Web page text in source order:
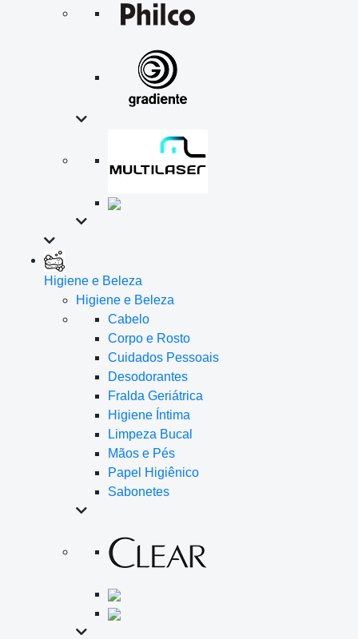
Higiene e Beleza
Higiene e Beleza
Cabelo
Corpo e Rosto
Cuidados Pessoais
Desodorantes
Fralda Geriátrica
Higiene Íntima
Limpeza Bucal
Mãos e Pés
Papel Higiênico
Sabonetes